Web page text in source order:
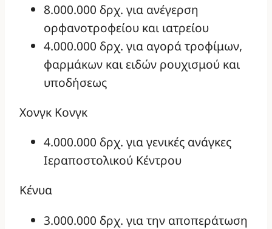
8.000.000 δρχ. για ανέγερση
ορφανοτροφείου και ιατρείου
4.000.000 δρχ. για αγορά τροφίμων,
φαρμάκων και ειδών ρουχισμού και
υποδήσεως
Χονγκ Κονγκ
4.000.000 δρχ. για γενικές ανάγκες
Ιεραποστολικού Κέντρου
Κένυα
3.000.000 δρχ. για την αποπεράτωση